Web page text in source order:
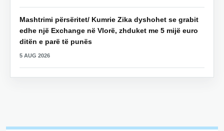
Mashtrimi përsëritet/ Kumrie Zika dyshohet se grabit
edhe një Exchange në Vlorë, zhduket me 5 mijë euro
ditën e parë të punës
5 AUG 2026